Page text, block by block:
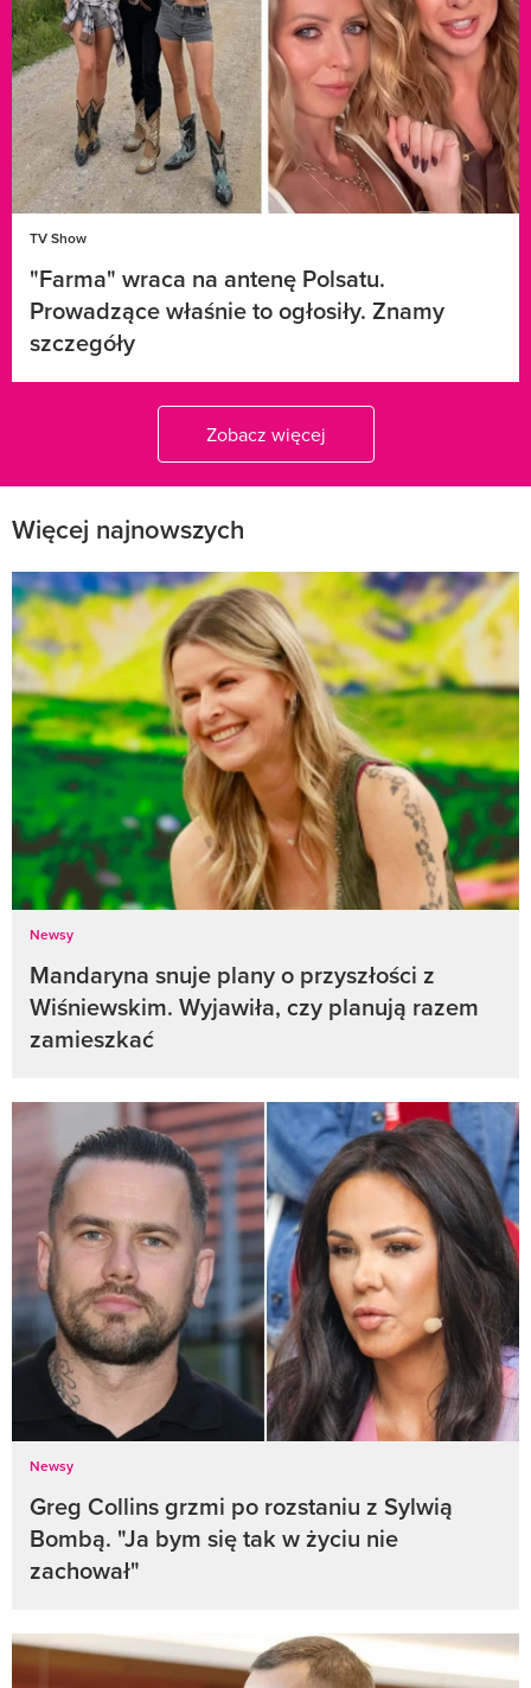
TV Show
"Farma" wraca na antenę Polsatu.
Prowadzące właśnie to ogłosiły. Znamy
szczegóły
Zobacz więcej
Więcej najnowszych
Newsy
Mandaryna snuje plany o przyszłości z
Wiśniewskim. Wyjawiła, czy planują razem
zamieszkać
Newsy
Greg Collins grzmi po rozstaniu z Sylwią
Bombą. "Ja bym się tak w życiu nie
zachował"